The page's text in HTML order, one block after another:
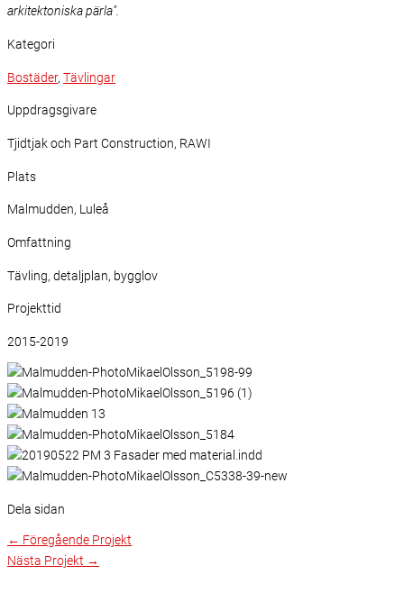
arkitektoniska pärla".
Kategori
Bostäder, Tävlingar
Uppdragsgivare
Tjidtjak och Part Construction, RAWI
Plats
Malmudden, Luleå
Omfattning
Tävling, detaljplan, bygglov
Projekttid
2015-2019
Dela sidan
← Föregående Projekt
Nästa Projekt →